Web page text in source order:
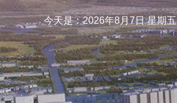
今天是：2026年8月7日 星期五